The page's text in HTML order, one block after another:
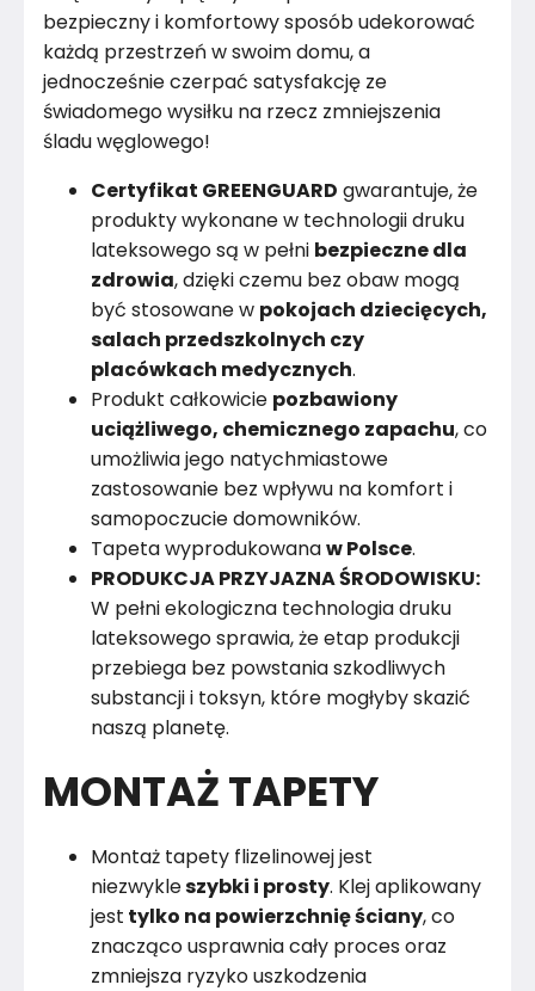
bezpieczny i komfortowy sposób udekorować
każdą przestrzeń w swoim domu, a
jednocześnie czerpać satysfakcję ze
świadomego wysiłku na rzecz zmniejszenia
śladu węglowego!
Certyfikat GREENGUARD gwarantuje, że
produkty wykonane w technologii druku
lateksowego są w pełni bezpieczne dla
zdrowia, dzięki czemu bez obaw mogą
być stosowane w pokojach dziecięcych,
salach przedszkolnych czy
placówkach medycznych.
Produkt całkowicie pozbawiony
uciążliwego, chemicznego zapachu, co
umożliwia jego natychmiastowe
zastosowanie bez wpływu na komfort i
samopoczucie domowników.
Tapeta wyprodukowanaw Polsce.
PRODUKCJA PRZYJAZNA ŚRODOWISKU:
W pełni ekologiczna technologia druku
lateksowego sprawia, że etap produkcji
przebiega bez powstania szkodliwych
substancji i toksyn, które mogłyby skazić
naszą planetę.
MONTAŻ TAPETY
Montaż tapety flizelinowej jest
niezwykleszybki i prosty. Klej aplikowany
jest tylko na powierzchnię ściany, co
znacząco usprawnia cały proces oraz
zmniejsza ryzyko uszkodzenia